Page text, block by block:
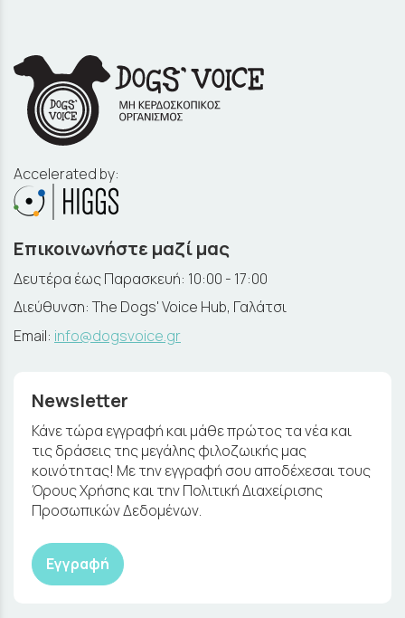
Accelerated by:
Επικοινωνήστε μαζί μας
Δευτέρα έως Παρασκευή: 10:00 - 17:00
Διεύθυνση: The Dogs' Voice Hub, Γαλάτσι
Email: info@dogsvoice.gr
Newsletter
Κάνε τώρα εγγραφή και μάθε πρώτος τα νέα και
τις δράσεις της μεγάλης φιλοζωικής μας
κοινότητας! Με την εγγραφή σου αποδέχεσαι τους
Όρους Χρήσης και την Πολιτική Διαχείρισης
Προσωπικών Δεδομένων.
Εγγραφή